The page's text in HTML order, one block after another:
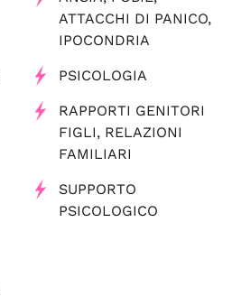
ATTACCHI DI PANICO,
IPOCONDRIA
PSICOLOGIA
RAPPORTI GENITORI
FIGLI, RELAZIONI
FAMILIARI
SUPPORTO
PSICOLOGICO